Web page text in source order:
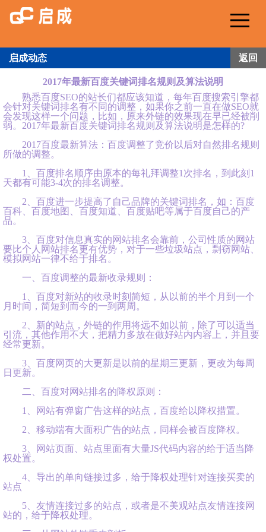
启成动态 返回
2017年最新百度关键词排名规则及算法说明
熟悉百度SEO的站长们都应该知道，每年百度搜索引擎都
会针对关键词排名有不同的调整，如果你之前一直在做SEO就
会发现这样一个问题，比如，原来外链的效果现在早已经被削
弱。2017年最新百度关键词排名规则及算法说明是怎样的?
2017百度最新算法：百度调整了竞价以后对自然排名规则
所做的调整。
1、百度排名顺序由原本的每礼拜调整1次排名，到此刻1
天都有可能3-4次的排名调整。
2、百度进一步提高了自己品牌的关键词排名，如：百度
百科、百度地图、百度知道、百度贴吧等属于百度自己的产
品。
3、百度对信息真实的网站排名会靠前，公司性质的网站
要比个人网站排名更有优势，对于一些垃圾站点，剽窃网站、
模拟网站一律不给于排名。
一、百度调整的最新收录规则：
1、百度对新站的收录时刻简短，从以前的半个月到一个
月时间，简短到而今的一到两周。
2、新的站点，外链的作用将远不如以前，除了可以适当
引流，其他作用不大，把精力多放在做好站内内容上，并且要
经常更新。
3、百度网页的大更新是以前的星期三更新，更改为每周
日更新。
二、百度对网站排名的降权原则：
1、网站有弹窗广告这样的站点，百度给以降权措置。
2、移动端有大面积广告的站点，同样会被百度降权。
3、网站页面、站点里面有大量JS代码内容的给于适当降
权处置。
4、导出的单向链接过多，给于降权处理针对连接买卖的
站点
5、友情连接过多的站点，或者是不美观站点友情连接网
站的，给于降权处理。